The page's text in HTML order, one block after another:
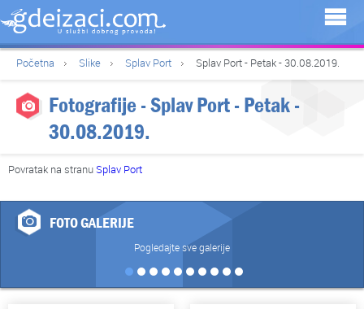
Početna Slike Splav Port Splav Port - Petak - 30.08.2019.
Fotografije - Splav Port - Petak -
30.08.2019.
Povratak na stranu Splav Port
FOTO GALERIJE
Pogledajte sve galerije